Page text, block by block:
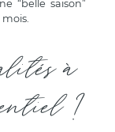
“belle saison”
à
?